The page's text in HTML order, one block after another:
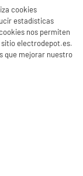
cookies
estadísticas
nos permiten
electrodepot.es.
que mejorar nuestro